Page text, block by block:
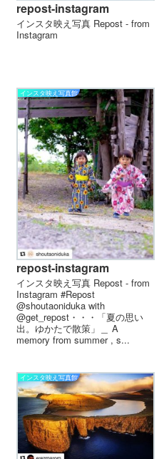
repost-instagram
インスタ映え写真 Repost - from
Instagram
インスタ映え写真館
repost-instagram
インスタ映え写真 Repost - from
Instagram #Repost
@shoutaoniduka with
@get_repost・・・「夏の思い
出。ゆかたで散策」＿ A
memory from summer , s...
インスタ映え写真館